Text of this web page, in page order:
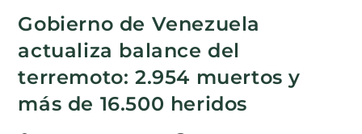
Gobierno de Venezuela
actualiza balance del
terremoto: 2.954 muertos y
más de 16.500 heridos